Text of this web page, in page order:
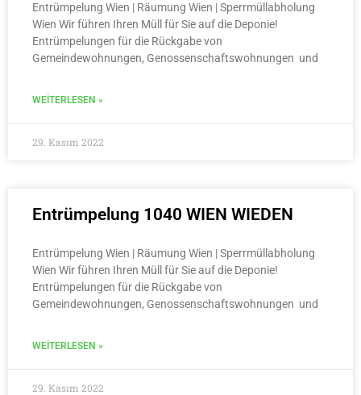
Entrümpelung Wien | Räumung Wien | Sperrmüllabholung
Wien Wir führen Ihren Müll für Sie auf die Deponie!
Entrümpelungen für die Rückgabe von
Gemeindewohnungen, Genossenschaftswohnungen und
WEITERLESEN »
29. Kasım 2022
Entrümpelung 1040 WIEN WIEDEN
Entrümpelung Wien | Räumung Wien | Sperrmüllabholung
Wien Wir führen Ihren Müll für Sie auf die Deponie!
Entrümpelungen für die Rückgabe von
Gemeindewohnungen, Genossenschaftswohnungen und
WEITERLESEN »
29. Kasım 2022